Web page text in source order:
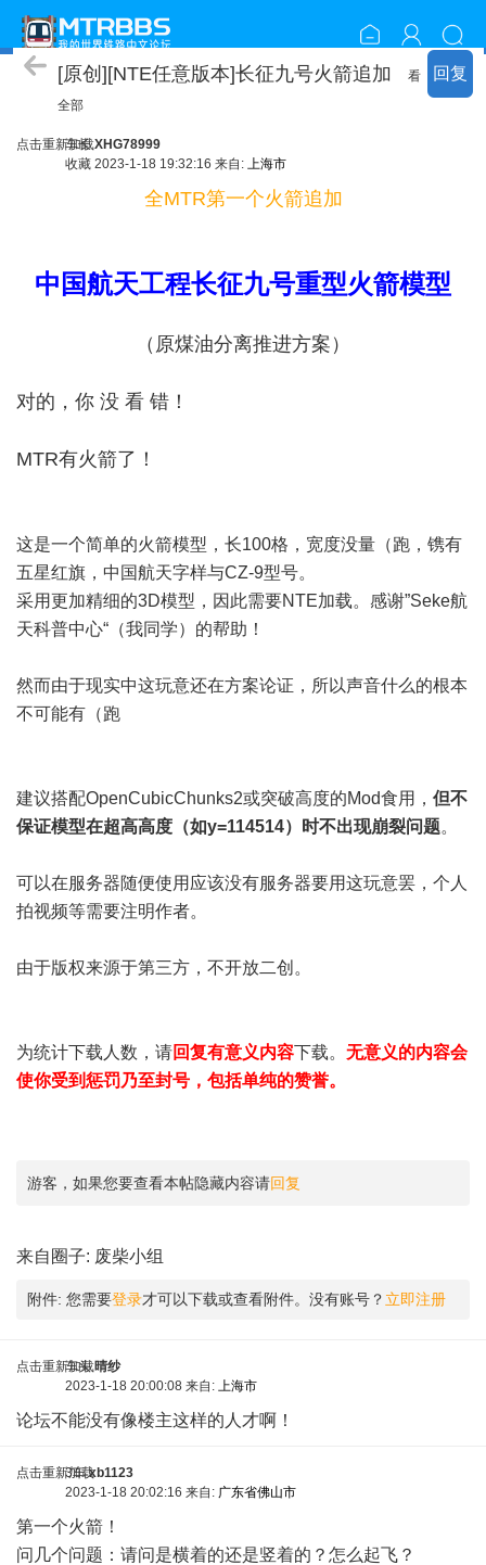
回复
资源包分享
[原创][NTE任意版本]长征九号火箭追加
看
全部
点击重新加载
车长 XHG78999
收藏 2023-1-18 19:32:16 来自: 上海市
全MTR第一个火箭追加
中国航天工程长征九号重型火箭模型
（原煤油分离推进方案）
对的，你 没 看 错！
MTR有火箭了！
这是一个简单的火箭模型，长100格，宽度没量（跑，镌有
五星红旗，中国航天字样与CZ-9型号。
采用更加精细的3D模型，因此需要NTE加载。感谢”Seke航
天科普中心“（我同学）的帮助！
然而由于现实中这玩意还在方案论证，所以声音什么的根本
不可能有（跑
建议搭配OpenCubicChunks2或突破高度的Mod食用， 但不
保证模型在超高高度（如y=114514）时不出现崩裂问题。
可以在服务器随便使用 应该没有服务器要用这玩意罢 ，个人
拍视频等需要注明作者。
由于版权来源于第三方，不开放二创。
为统计下载人数，请回复有意义内容下载。 无意义的内容会
使你受到惩罚乃至封号，包括单纯的赞誉。
游客，如果您要查看本帖隐藏内容请回复
来自圈子: 废柴小组
附件: 您需要登录才可以下载或查看附件。没有账号？ 立即注册
点击重新加载
车头 晴纱
2023-1-18 20:00:08 来自: 上海市
论坛不能没有像楼主这样的人才啊！
点击重新加载
3车 xb1123
2023-1-18 20:02:16 来自: 广东省佛山市
第一个火箭！
问几个问题：请问是横着的还是竖着的？怎么起飞？